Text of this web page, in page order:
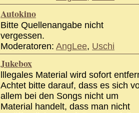
Autokino
Bitte Quellenangabe nicht
vergessen.
Moderatoren: AngLee, Uschi
Jukebox
lllegales Material wird sofort
Achtet bitte darauf, dass es sich
allem bei den Songs nicht um
Material handelt, dass man nicht